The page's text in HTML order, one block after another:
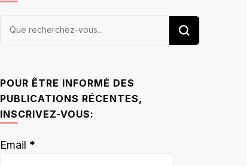
Vous
POUR ÊTRE INFORMÉ DES
PUBLICATIONS RÉCENTES,
INSCRIVEZ-VOUS:
Email *